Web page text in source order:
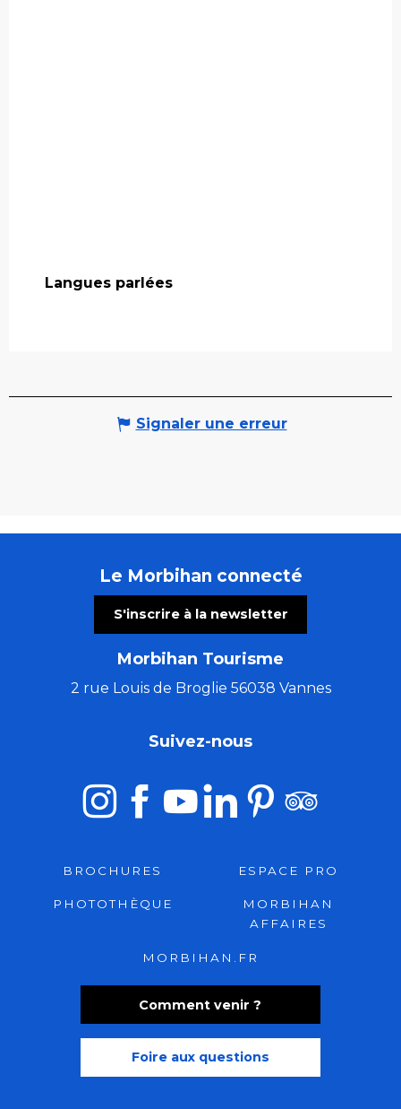
Langues parlées
Langues parlées
Signaler une erreur
Le Morbihan connecté
S'inscrire à la newsletter
Morbihan Tourisme
2 rue Louis de Broglie 56038 Vannes
Comment venir ?
Foire aux questions
Suivez-nous
BROCHURES ESPACE PRO
PHOTOTHÈQUE
MORBIHAN
AFFAIRES
MORBIHAN.FR